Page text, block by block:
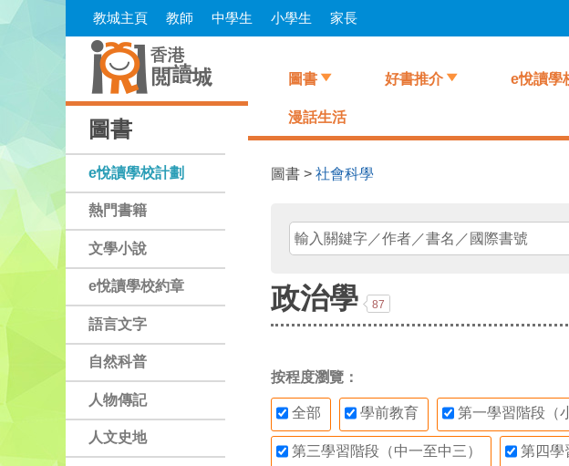
Skip
教城主頁 教師 中學生 小學生 家長
圖書
e悅讀學校計劃
熱門書籍
文學小說
e悅讀學校約章
語言文字
自然科普
人物傳記
人文史地
圖書 好書推介 e悅讀學
漫話生活
圖書 > 社會科學
政治學 87
按程度瀏覽：
全部 學前教育 第一學習階段（
第三學習階段（中一至中三） 第四學